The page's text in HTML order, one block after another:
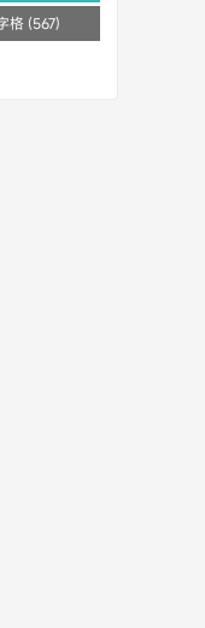
格 (567)